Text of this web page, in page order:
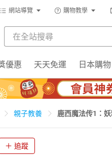
網站導覽 購物教學
優惠 天天免運 日本購物
親子教養 鹿西魔法传1：妖
追蹤